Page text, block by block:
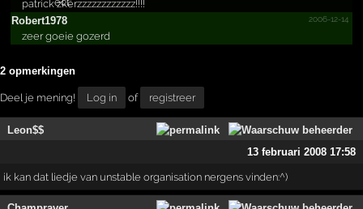
patrick zkerzzzzzzzzzzzz!!!!
Robert1978
2006-12-14
zeer goeie gozerd
2 opmerkingen
Deel je mening! Log in of registreer
Leon$$
13 februari 2008 17:58
ik kan dat liedje van unstable organisation nergens vinden:^)